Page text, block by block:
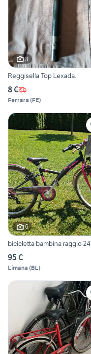
3
Reggisella Top Lexada.
8 €
Ferrara (FE)
6
bicicletta bambina raggio 24
95 €
Limana (BL)